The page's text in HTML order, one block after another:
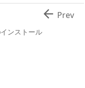
ンストール
 Prev